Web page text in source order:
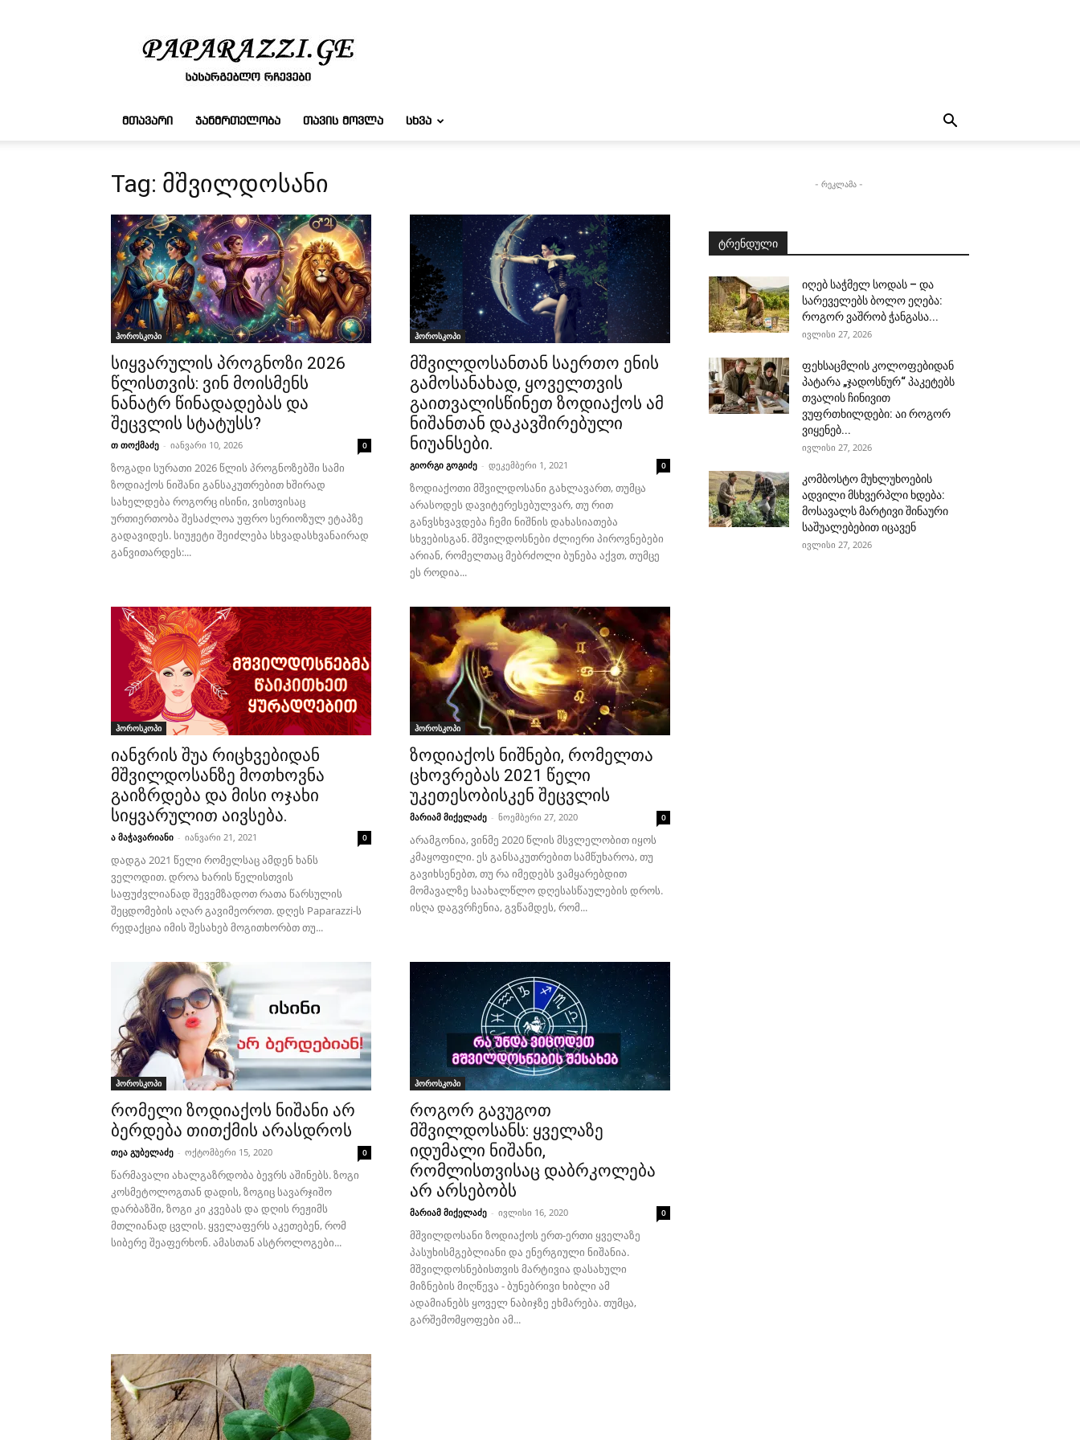
რჩევები
ᲛᲗᲐᲕᲐᲠᲘ ᲯᲐᲜᲛᲠᲗᲔᲚᲝᲑᲐ ᲗᲐᲕᲘᲡ ᲛᲝᲕᲚᲐ ᲡᲮᲕᲐ
Tag: მშვილდოსანი
ჰოროსკოპი
სიყვარულის პროგნოზი 2026
წლისთვის: ვინ მოისმენს
ნანატრ წინადადებას და
შეცვლის სტატუსს?
თ თოქმაძე - იანვარი 10, 2026 0
ზოგადი სურათი 2026 წლის პროგნოზებში სამი
ზოდიაქოს ნიშანი განსაკუთრებით ხშირად
სახელდება როგორც ისინი, ვისთვისაც
ურთიერთობა შესაძლოა უფრო სერიოზულ ეტაპზე
გადავიდეს. სიუჟეტი შეიძლება სხვადასხვანაირად
განვითარდეს:...
ჰოროსკოპი
მშვილდოსანთან საერთო ენის
გამოსანახად, ყოველთვის
გაითვალისწინეთ ზოდიაქოს ამ
ნიშანთან დაკავშირებული
ნიუანსები.
გიორგი გოგიძე - დეკემბერი 1, 2021 0
ზოდიაქოთი მშვილდოსანი გახლავართ, თუმცა
არასოდეს დავიტერესებულვარ, თუ რით
განვსხვავდება ჩემი ნიშნის დახასიათება
სხვებისგან. მშვილდოსნები ძლიერი პიროვნებები
არიან, რომელთაც მებრძოლი ბუნება აქვთ, თუმცე
ეს როდია...
ჰოროსკოპი
იანვრის შუა რიცხვებიდან
მშვილდოსანზე მოთხოვნა
გაიზრდება და მისი ოჯახი
სიყვარულით აივსება.
ა მაჭავარიანი - იანვარი 21, 2021 0
დადგა 2021 წელი რომელსაც ამდენ ხანს
ველოდით. დროა ხარის წელისთვის
საფუძვლიანად შევემზადოთ რათა წარსულის
შეცდომების აღარ გავიმეოროთ. დღეს Paparazzi-ს
რედაქცია იმის შესახებ მოგითხორბთ თუ...
ჰოროსკოპი
ზოდიაქოს ნიშნები, რომელთა
ცხოვრებას 2021 წელი
უკეთესობისკენ შეცვლის
მარიამ მიქელაძე - ნოემბერი 27, 2020 0
არამგონია, ვინმე 2020 წლის მსვლელობით იყოს
კმაყოფილი. ეს განსაკუთრებით სამწუხაროა, თუ
გავიხსენებთ, თუ რა იმედებს ვამყარებდით
მომავალზე საახალწლო დღესასწაულების დროს.
ისღა დაგვრჩენია, გვწამდეს, რომ...
ჰოროსკოპი
რომელი ზოდიაქოს ნიშანი არ
ბერდება თითქმის არასდროს
თეა გუბელაძე - ოქტომბერი 15, 2020 0
წარმავალი ახალგაზრდობა ბევრს აშინებს. ზოგი
კოსმეტოლოგთან დადის, ზოგიც სავარჯიშო
დარბაზში, ზოგი კი კვებას და დღის რეჟიმს
მთლიანად ცვლის. ყველაფერს აკეთებენ, რომ
სიბერე შეაფერხონ. ამასთან ასტროლოგები...
ჰოროსკოპი
როგორ გავუგოთ
მშვილდოსანს: ყველაზე
იდუმალი ნიშანი,
რომლისთვისაც დაბრკოლება
არ არსებობს
მარიამ მიქელაძე - ივლისი 16, 2020 0
მშვილდოსანი ზოდიაქოს ერთ-ერთი ყველაზე
პასუხისმგებლიანი და ენერგიული ნიშანია.
მშვილდოსნებისთვის მარტივია დასახული
მიზნების მიღწევა - ბუნებრივი ხიბლი ამ
ადამიანებს ყოველ ნაბიჯზე ეხმარება. თუმცა,
გარშემომყოფები ამ...
- რეკლამა -
ტრენდული
იღებ საჭმელ სოდას – და
სარეველებს ბოლო ეღება:
როგორ ვაშრობ ჭანგასა...
ივლისი 27, 2026
ფეხსაცმლის კოლოფებიდან
პატარა „ჯადოსნურ“ პაკეტებს
თვალის ჩინივით
ვუფრთხილდები: აი როგორ
ვიყენებ...
ივლისი 27, 2026
კომბოსტო მუხლუხოების
ადვილი მსხვერპლი ხდება:
მოსავალს მარტივი შინაური
საშუალებებით იცავენ
ივლისი 27, 2026